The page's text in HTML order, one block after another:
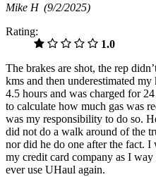
Mike H (9/2/2025)
Rating:
1.0
The brakes are shot, the rep
kms and then underestimated
4.5 hours and was charged for
to calculate how much gas was
was my responsibility to do so.
did not do a walk around of the
nor did he do one after the fact.
my credit card company as I
ever use UHaul again.